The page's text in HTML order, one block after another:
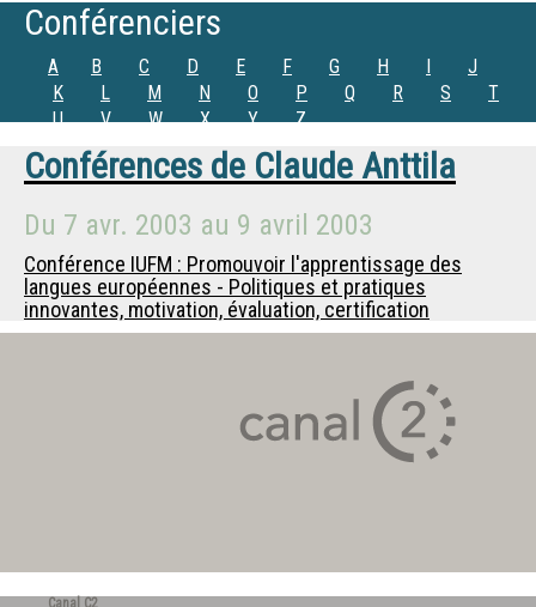
Conférenciers
A B C D E F G H I
J
K
L M N O P Q R S
T
U
V W X Y Z
Conférences de Claude Anttila
Du 7 avr. 2003 au 9 avril 2003
Conférence IUFM : Promouvoir l'apprentissage des
langues européennes - Politiques et pratiques
innovantes, motivation, évaluation, certification
Canal C2